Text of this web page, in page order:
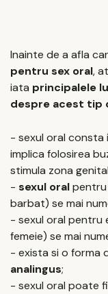
Inainte de a afla
pentru sex oral,
iata principalele
despre acest tip
- sexul oral consta
implica folosirea
stimula zona
- sexul oralpentru
barbat) se mai
- sexul oral pentru
femeie) se mai
- exista si o forma
analingus;
- sexul oral poate fi